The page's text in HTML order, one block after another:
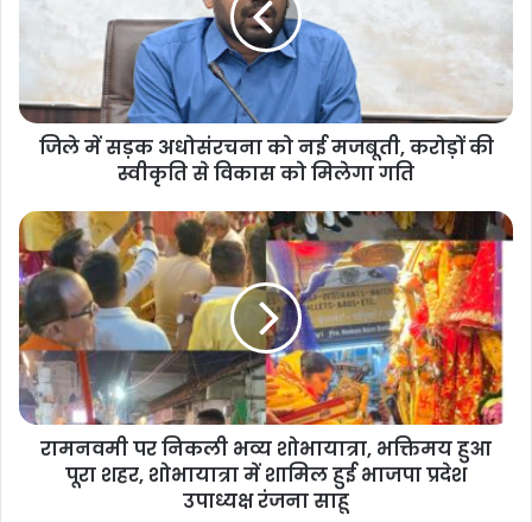
जिले में सड़क अधोसंरचना को नई मजबूती, करोड़ों की
स्वीकृति से विकास को मिलेगा गति
रामनवमी पर निकली भव्य शोभायात्रा, भक्तिमय हुआ
पूरा शहर, शोभायात्रा में शामिल हुई भाजपा प्रदेश
उपाध्यक्ष रंजना साहू